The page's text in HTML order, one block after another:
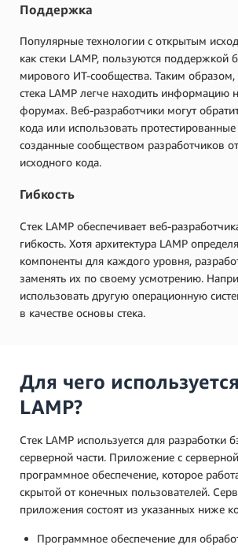
Поддержка
Популярные технологии с открытым
как стеки LAMP, пользуются поддержкой
мирового ИТ-сообщества. Таким образом,
стека LAMP легче находить информацию
форумах. Веб-разработчики могут
кода или использовать
созданные сообществом разработчиков
исходного кода.
Гибкость
Стек LAMP обеспечивает веб-
гибкость. Хотя архитектура LAMP
компоненты для каждого уровня,
заменять их по своему усмотрению.
использовать другую операционную
в качестве основы стека.
Для чего
LAMP?
Стек LAMP используется для разработки
серверной части. Приложение с
программное обеспечение, которое
скрытой от конечных пользователей.
приложения состоят из указанных ниже
Программное обеспечение для